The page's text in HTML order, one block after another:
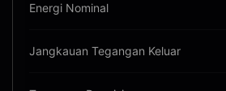
Energi Nominal
Jangkauan Tegangan Keluar